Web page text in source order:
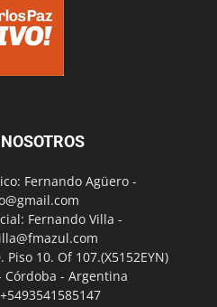
Fernando Agüero -
Fernando Villa -
10. Of 107.(X5152EYN)
Córdoba - Argentina